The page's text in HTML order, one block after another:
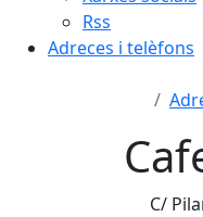
Rss
Adreces i telèfons
C/